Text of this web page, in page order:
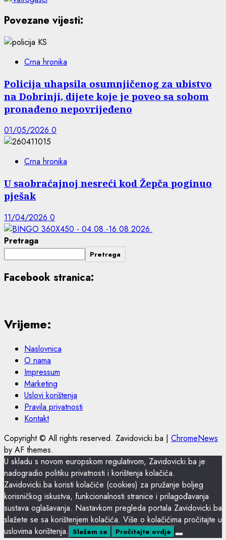
Povezane vijesti:
Crna hronika
Policija uhapsila osumnjičenog za ubistvo
na Dobrinji, dijete koje je poveo sa sobom
pronađeno nepovrijeđeno
01/05/2026 0
Crna hronika
U saobraćajnoj nesreći kod Žepča poginuo
pješak
11/04/2026 0
Pretraga
Pretraga
Facebook stranica:
Vrijeme:
Naslovnica
O nama
Impressum
Marketing
Uslovi korištenja
Pravila privatnosti
Kontakt
Copyright © All rights reserved. Zavidovicki.ba | ChromeNews
by AF themes.
U skladu s novom europskom regulativom, Zavidovicki.ba je
nadogradio politiku privatnosti i korištenja kolačića.
Zavidovicki.ba koristi kolačiće (cookies) za pružanje boljeg
korisničkog iskustva, funkcionalnosti stranice i prilagođavanja
sustava oglašavanja. Nastavkom pregleda portala Zavidovicki.ba
slažete se sa korištenjem kolačića. Više o kolačićima pročitajte u
uslovima korištenja. Slažem se Pročitajte ovdje